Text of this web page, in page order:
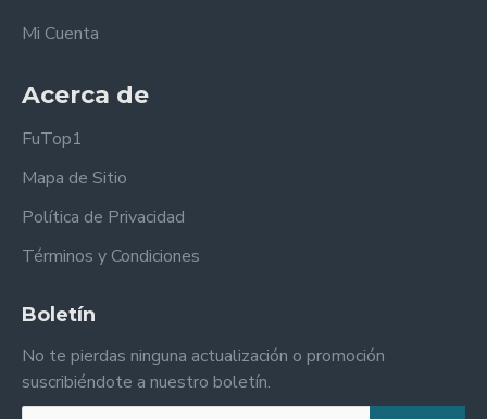
Mi Cuenta
Acerca de
FuTop1
Mapa de Sitio
Política de Privacidad
Términos y Condiciones
Boletín
No te pierdas ninguna actualización o promoción
suscribiéndote a nuestro boletín.